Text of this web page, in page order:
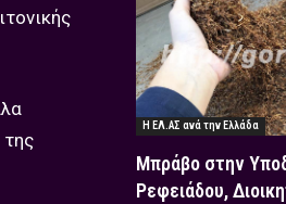
Η ΕΛ.ΑΣ ανά την Ελλάδα
Μπράβο στην
Ρεφειάδου,